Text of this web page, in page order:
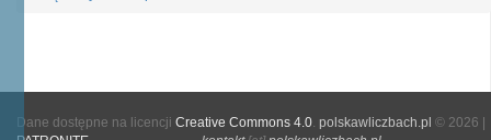
Dane dostępne na licencji Creative Commons 4.0. polskawliczbach.pl © 2026 |